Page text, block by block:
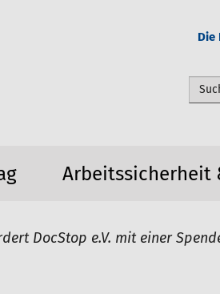
Die
Arbeitssicherheit
DocStop e.V. mit einer